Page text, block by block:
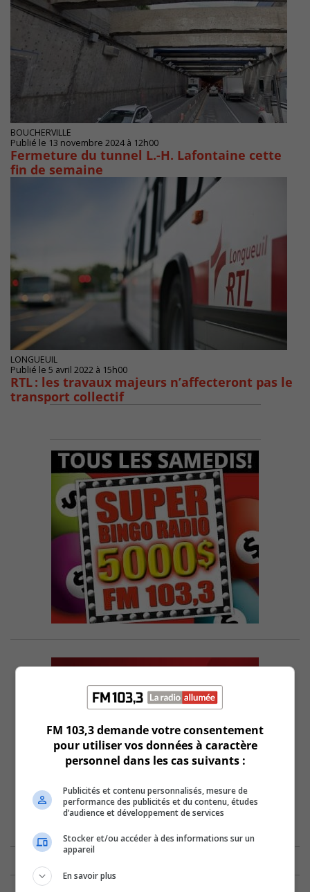
BOUCHERVILLE
Publié le 13 novembre 2024 à 12h00
Fermeture du tunnel L.-H. Lafontaine cette
fin de semaine
LONGUEUIL
Publié le 5 avril 2022 à 15h00
RTL : les travaux majeurs n’affecteront pas le
transport collectif
FM 103,3 demande votre consentement
pour utiliser vos données à caractère
personnel dans les cas suivants :
Publicités et contenu personnalisés, mesure de
performance des publicités et du contenu, études
d’audience et développement de services
Stocker et/ou accéder à des informations sur un
appareil
En savoir plus